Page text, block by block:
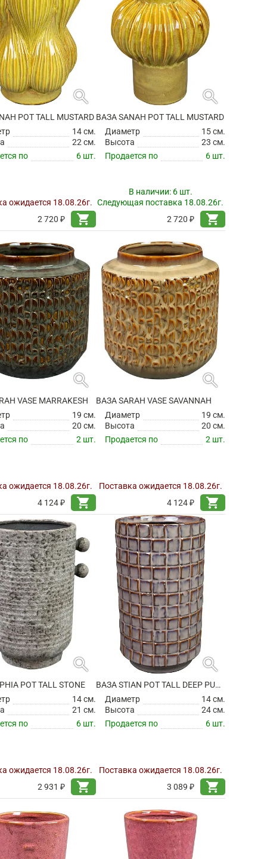
search
POT TALL MUSTARD
14 см.
22 см.
по
6 шт.
ожидается 18.08.26г.
2 720 ₽
shopping_cart
search
ВАЗА SANAH POT TALL MUSTARD
Диаметр
15 см.
Высота
23 см.
Продается по
6 шт.
В наличии: 6 шт.
Следующая поставка 18.08.26г.
2 720 ₽
shopping_cart
search
VASE MARRAKESH
19 см.
20 см.
по
2 шт.
ожидается 18.08.26г.
4 124 ₽
shopping_cart
search
ВАЗА SARAH VASE SAVANNAH
Диаметр
19 см.
Высота
20 см.
Продается по
2 шт.
Поставка ожидается 18.08.26г.
4 124 ₽
shopping_cart
search
POT TALL STONE
14 см.
21 см.
по
6 шт.
ожидается 18.08.26г.
2 931 ₽
shopping_cart
search
ВАЗА STIAN POT TALL DEEP PURPLE
Диаметр
14 см.
Высота
24 см.
Продается по
6 шт.
Поставка ожидается 18.08.26г.
3 089 ₽
shopping_cart